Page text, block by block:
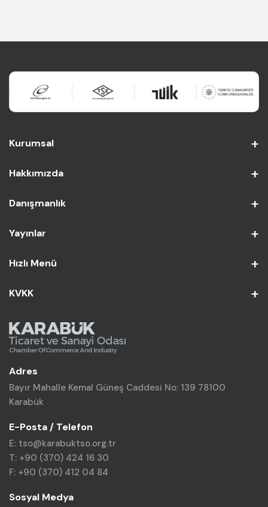
Kurumsal
Hakkımızda
Danışmanlık
Yayınlar
Hızlı Menü
KVKK
Adres
Bayır Mahalle Kemal Güneş Caddesi No: 139 78100
Karabük
E-Posta / Telefon
E: tso@karabuktso.org.tr
T: +90 (370) 424 16 30
F: +90 (370) 412 04 84
Sosyal Medya